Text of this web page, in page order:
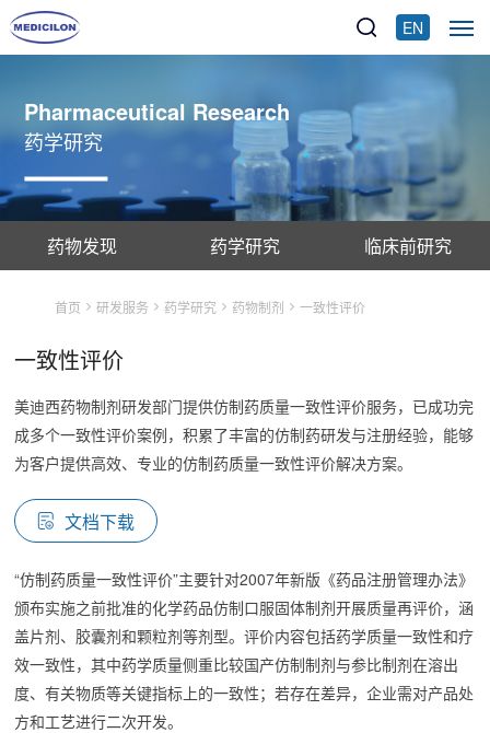
EN
Pharmaceutical Research
药学研究
药物发现 药学研究 临床前研究
首页 研发服务 药学研究 药物制剂 一致性评价
一致性评价
美迪西药物制剂研发部门提供仿制药质量一致性评价服务，已成功完
成多个一致性评价案例，积累了丰富的仿制药研发与注册经验，能够
为客户提供高效、专业的仿制药质量一致性评价解决方案。
文档下载
“仿制药质量一致性评价”主要针对2007年新版《药品注册管理办法》
颁布实施之前批准的化学药品仿制口服固体制剂开展质量再评价，涵
盖片剂、胶囊剂和颗粒剂等剂型。评价内容包括药学质量一致性和疗
效一致性，其中药学质量侧重比较国产仿制制剂与参比制剂在溶出
度、有关物质等关键指标上的一致性；若存在差异，企业需对产品处
方和工艺进行二次开发。